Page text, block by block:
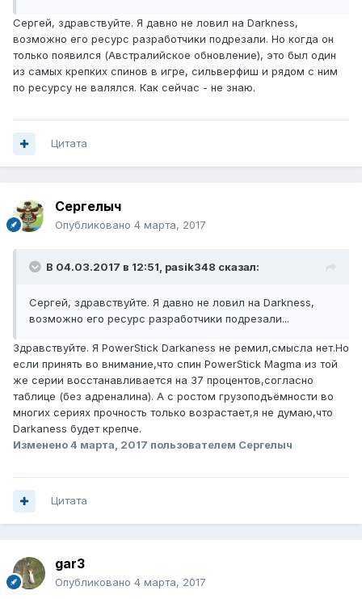
Сергей, здравствуйте. Я давно не ловил на Darkness,
возможно его ресурс разработчики подрезали. Но когда он
только появился (Австралийское обновление), это был один
из самых крепких спинов в игре, сильверфиш и рядом с ним
по ресурсу не валялся. Как сейчас - не знаю.
Цитата
Сергелыч
Опубликовано 4 марта, 2017
В 04.03.2017 в 12:51, pasik348 сказал:
Сергей, здравствуйте. Я давно не ловил на Darkness,
возможно его ресурс разработчики подрезали...
Здравствуйте. Я PowerStick Darkаness не ремил,смысла нет.Но
если принять во внимание,что спин PowerStick Magma из той
же серии восстанавливается на 37 процентов,согласно
таблице (без адреналина). А с ростом грузоподъёмности во
многих сериях прочность только возрастает,я не думаю,что
Darkаness будет крепче.
Изменено4 марта, 2017 пользователем Сергелыч
Цитата
gar3
Опубликовано 4 марта, 2017